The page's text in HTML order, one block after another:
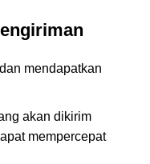
mendapatkan
akan dikirim
mempercepat